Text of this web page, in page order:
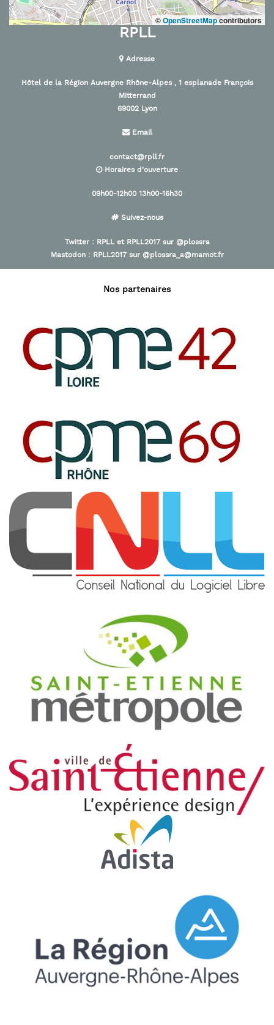
©OpenStreetMapcontributors
RPLL
Adresse
Hôtel de la Région Auvergne Rhône-Alpes , 1 esplanade François
Mitterrand
69002 Lyon
Email
contact@rpll.fr
Horaires d'ouverture
09h00-12h00 13h00-16h30
Suivez-nous
Twitter : RPLLet RPLL2017sur @plossra
Mastodon : RPLL2017sur @plossra_a@mamot.fr
Nos partenaires